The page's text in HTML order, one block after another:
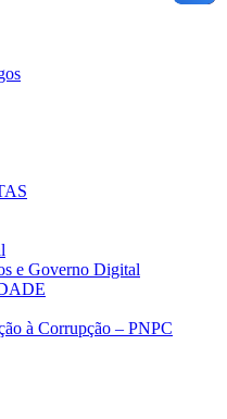
e Governo Digital
à Corrupção – PNPC